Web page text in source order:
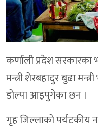
कर्णाली प्रदेश सरकारका
मन्त्री शेरबहादुर बुढा
डाेल्पा आइपुगेका छन ।
गृह जिल्लाकाे पर्यटकीय